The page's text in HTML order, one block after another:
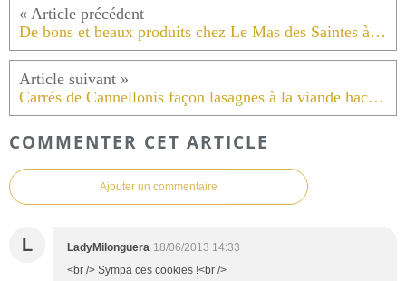
De bons et beaux produits chez Le Mas des Saintes à Lunel.
Carrés de Cannellonis façon lasagnes à la viande hachée paprika fumé oignons .
COMMENTER CET ARTICLE
Ajouter un commentaire
L LadyMilonguera 18/06/2013 14:33
<br /> Sympa ces cookies !<br />